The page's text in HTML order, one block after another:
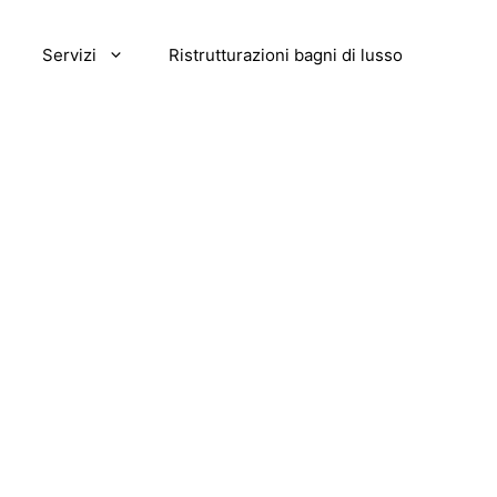
Servizi Ristrutturazioni bagni di lusso